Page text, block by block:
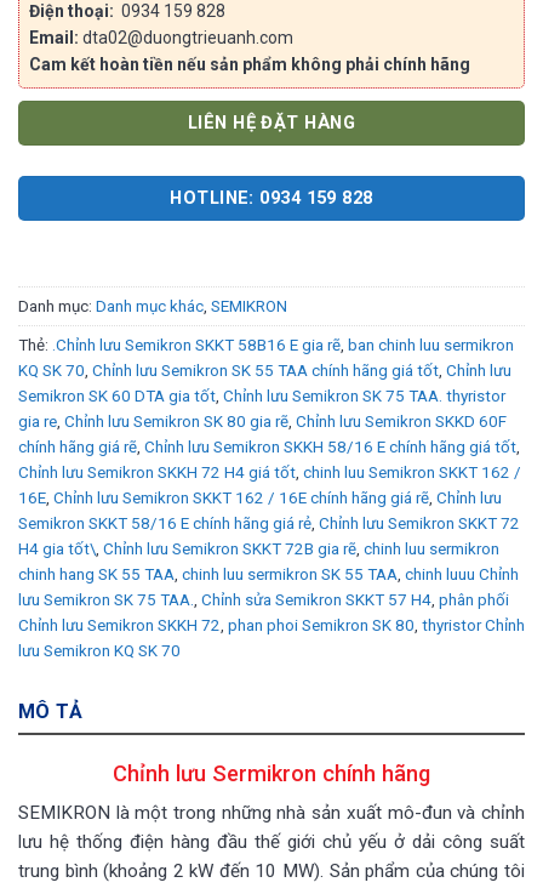
Điện thoại: 0934 159 828
Email: dta02@duongtrieuanh.com
Cam kết hoàn tiền nếu sản phẩm không phải chính hãng
LIÊN HỆ ĐẶT HÀNG
HOTLINE: 0934 159 828
Danh mục: Danh mục khác, SEMIKRON
Thẻ: .Chỉnh lưu Semikron SKKT 58B16 E gia rẽ, ban chinh luu sermikron
KQ SK 70, Chỉnh lưu Semikron SK 55 TAA chính hãng giá tốt, Chỉnh lưu
Semikron SK 60 DTA gia tốt, Chỉnh lưu Semikron SK 75 TAA. thyristor
gia re, Chỉnh lưu Semikron SK 80 gia rẽ, Chỉnh lưu Semikron SKKD 60F
chính hãng giá rẽ, Chỉnh lưu Semikron SKKH 58/16 E chính hãng giá tốt,
Chỉnh lưu Semikron SKKH 72 H4 giá tốt, chinh luu Semikron SKKT 162 /
16E, Chỉnh lưu Semikron SKKT 162 / 16E chính hãng giá rẽ, Chỉnh lưu
Semikron SKKT 58/16 E chính hãng giá rẻ, Chỉnh lưu Semikron SKKT 72
H4 gia tốt\, Chỉnh lưu Semikron SKKT 72B gia rẽ, chinh luu sermikron
chinh hang SK 55 TAA, chinh luu sermikron SK 55 TAA, chinh luuu Chỉnh
lưu Semikron SK 75 TAA., Chỉnh sửa Semikron SKKT 57 H4, phân phối
Chỉnh lưu Semikron SKKH 72, phan phoi Semikron SK 80, thyristor Chỉnh
lưu Semikron KQ SK 70
MÔ TẢ
Chỉnh lưu Sermikron chính hãng
SEMIKRON là một trong những nhà sản xuất mô-đun và chỉnh
lưu hệ thống điện hàng đầu thế giới chủ yếu ở dải công suất
trung bình (khoảng 2 kW đến 10 MW). Sản phẩm của chúng tôi